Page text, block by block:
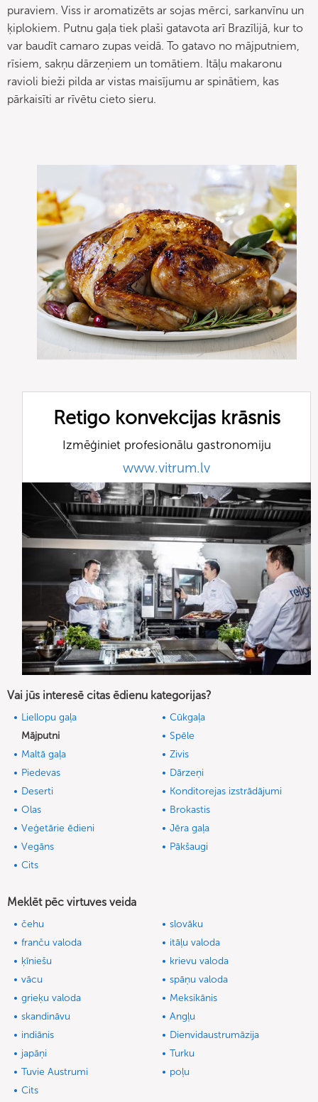
puraviem. Viss ir aromatizēts ar sojas mērci, sarkanvīnu un
ķiplokiem. Putnu gaļa tiek plaši gatavota arī Brazīlijā, kur to
var baudīt camaro zupas veidā. To gatavo no mājputniem,
rīsiem, sakņu dārzeņiem un tomātiem. Itāļu makaronu
ravioli bieži pilda ar vistas maisījumu ar spinātiem, kas
pārkaisīti ar rīvētu cieto sieru.
Retigo konvekcijas krāsnis
Izmēģiniet profesionālu gastronomiju
www.vitrum.lv
Vai jūs interesē citas ēdienu kategorijas?
Liellopu gaļa
Cūkgaļa
Mājputni
Spēle
Maltā gaļa
Zivis
Piedevas
Dārzeņi
Deserti
Konditorejas izstrādājumi
Olas
Brokastis
Veģetārie ēdieni
Jēra gaļa
Vegāns
Pākšaugi
Cits
Meklēt pēc virtuves veida
čehu
slovāku
franču valoda
itāļu valoda
ķīniešu
krievu valoda
vācu
spāņu valoda
grieķu valoda
Meksikānis
skandināvu
Angļu
indiānis
Dienvidaustrumāzija
japāņi
Turku
Tuvie Austrumi
poļu
Cits